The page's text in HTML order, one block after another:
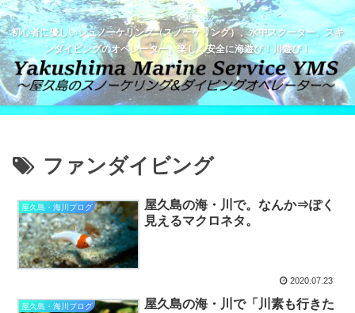
初心者に優しいシュノーケリング（スノーケリング）、水中スクーター、スキ
ンダイビングのオペレーター。楽しく安全に海遊び！川遊び！
ファンダイビング
屋久島・海川ブログ
屋久島の海・川で。なんか⇒ぽく
見えるマクロネタ。
2020.07.23
屋久島・海川ブログ
屋久島の海・川で「川素も行きた